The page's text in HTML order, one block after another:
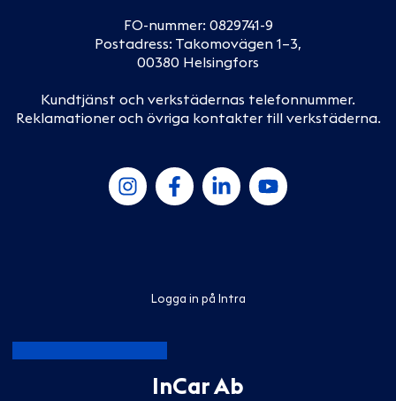
FO-nummer: 0829741-9
Postadress: Takomovägen 1–3,
00380 Helsingfors
Kundtjänst och verkstädernas telefonnummer.
Reklamationer och övriga kontakter till verkstäderna.
Logga in på Intra
InCar Ab